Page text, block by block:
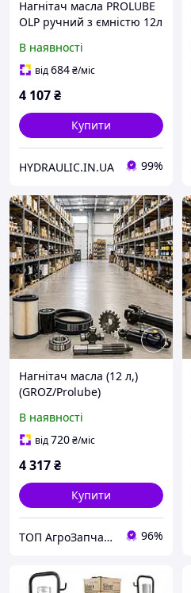
Нагнітач масла PROLUBE
OLP ручний з ємністю 12л
В наявності
від684₴/міс
4 107₴
Купити
HYDRAULIC.IN.UA 99%
Нагнітач масла (12 л,)
(GROZ/Prolube)
В наявності
від720₴/міс
4 317₴
Купити
ТОП АгроЗапчастина 96%